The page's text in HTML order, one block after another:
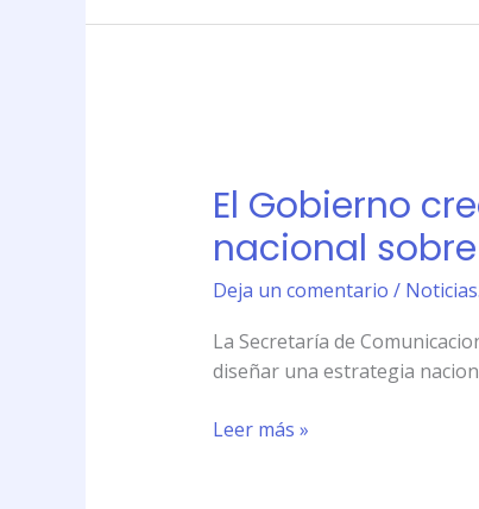
El Gobierno
nacional
Deja un comentario /
La Secretaría de
diseñar una estrategia
creó
organismo
para
una
estrategia
sobre
Leer más »